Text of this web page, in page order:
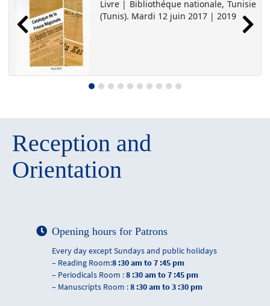
Livre | Bibliothéque nationale, Tunisie
(Tunis). Mardi 12 juin 2017 | 2019
Reception and
Orientation
Opening hours for Patrons
Every day except Sundays and public holidays
– Reading Room:8 :30 am to 7 :45 pm
– Periodicals Room :8 :30 am to 7 :45 pm
– Manuscripts Room :8 :30 am to 3 :30 pm